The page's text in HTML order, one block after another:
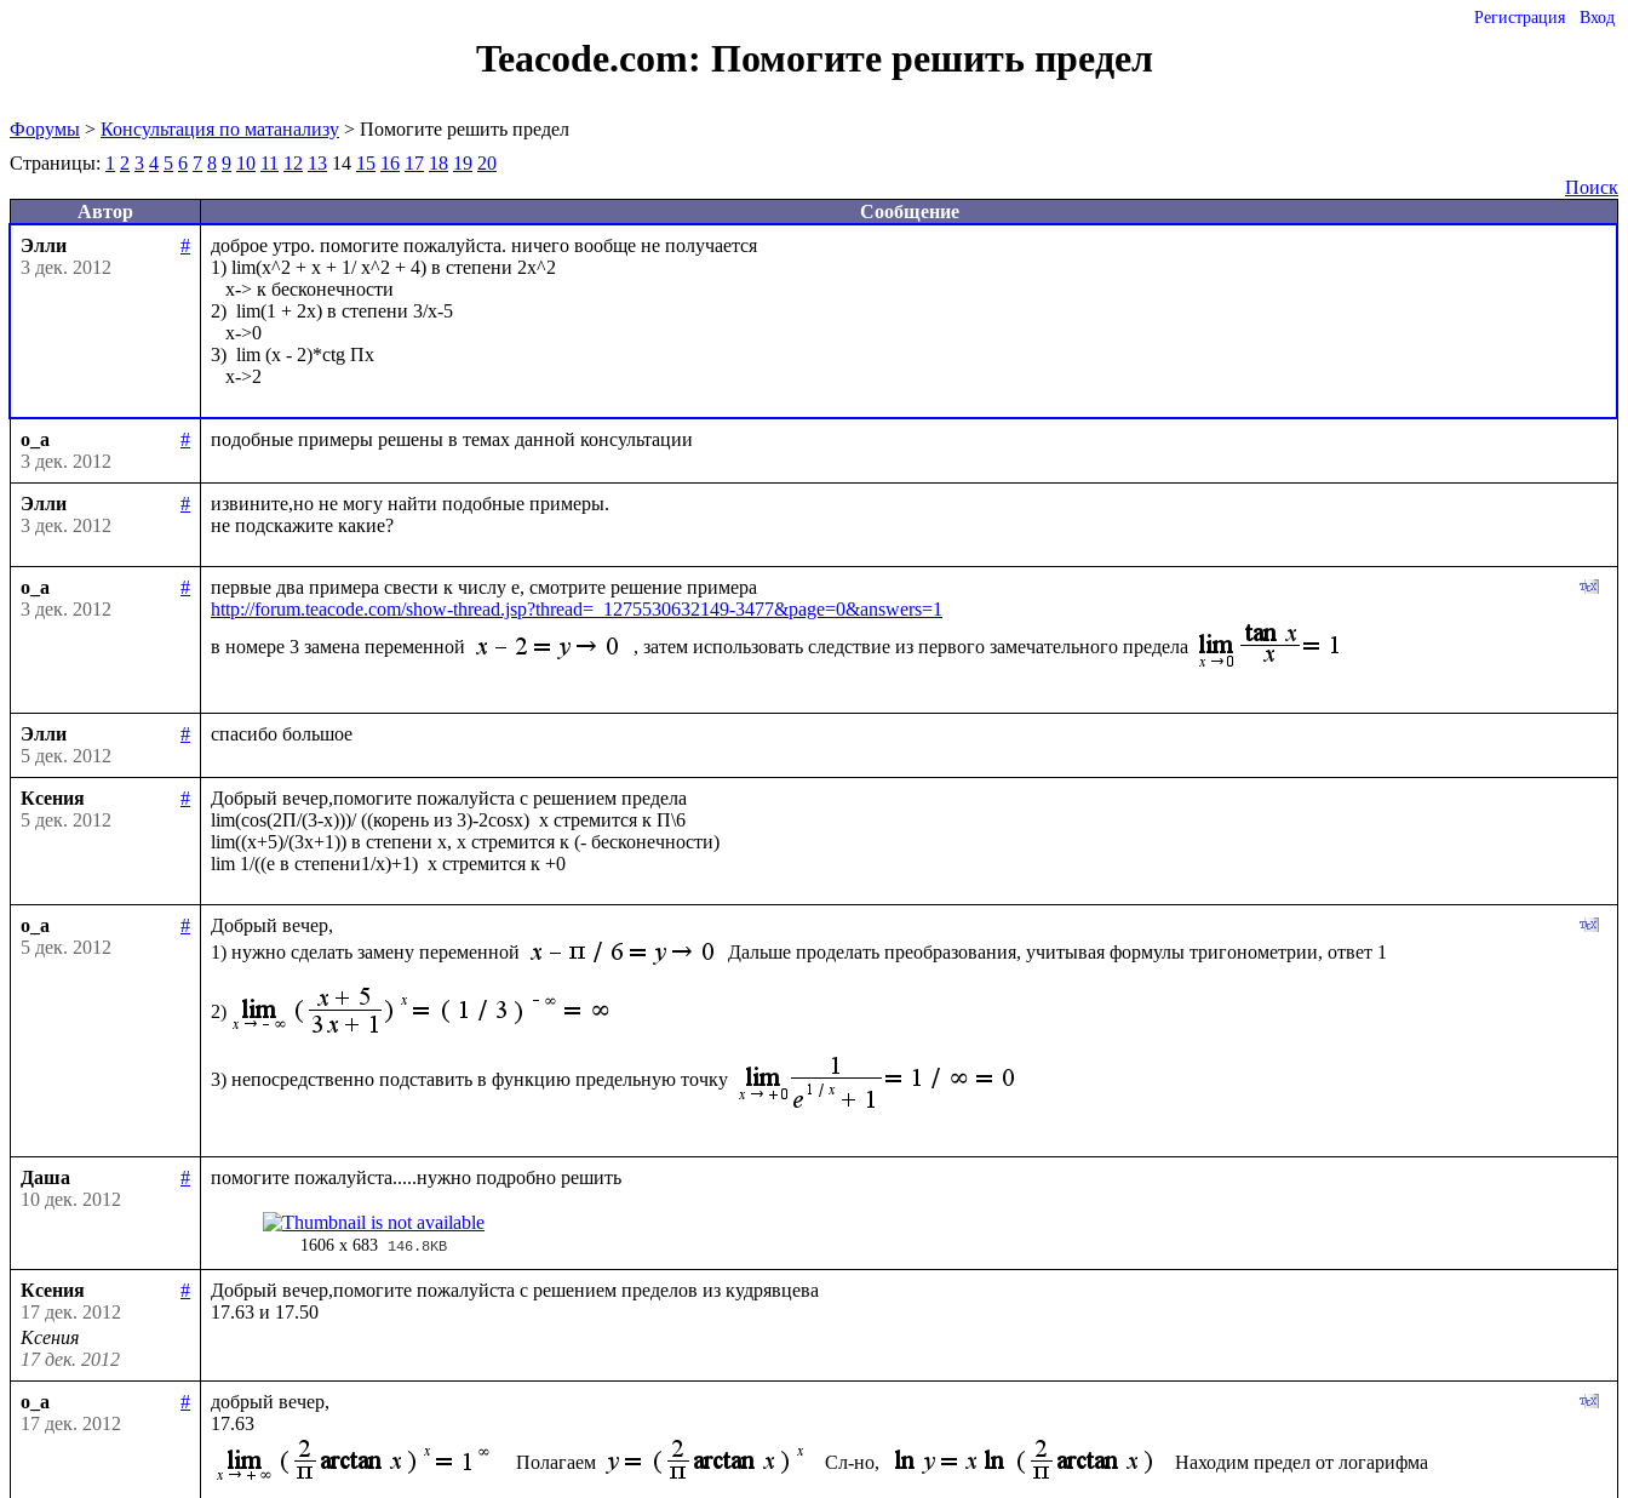
Регистрация Вход
Teacode.com: Помогите решить предел
Форумы > Консультация по матанализу > Помогите решить предел
Страницы: 1 2 3 4 5 6 7 8 9 10 11 12 13 14 15 16 17 18 19 20
Поиск
Автор
Сообщение
Элли
#
3 дек. 2012
доброе утро. помогите пожалуйста. ничего вообще не получается
1) lim(x^2 + x + 1/ x^2 + 4) в степени 2x^2
2)  lim(1 + 2x) в степени 3/x-5
3)  lim (x - 2)*ctg Пx
o_a
#
3 дек. 2012
Элли
#
3 дек. 2012
извините,но не могу найти подобные примеры.
o_a
#
3 дек. 2012
http://forum.teacode.com/show-thread.jsp?thread=_1275530632149-3477&page=0&answers=1
в номере 3 замена переменной
, затем использовать следствие из первого замечательного предела
Элли
#
5 дек. 2012
Ксения
#
5 дек. 2012
Добрый вечер,помогите пожалуйста с решением предела
lim(cos(2П/(3-x)))/ ((корень из 3)-2cosx)  x стремится к П\6
lim((х+5)/(3х+1)) в степени х, x стремится к (- бесконечности)
o_a
#
5 дек. 2012
Добрый вечер,
1) нужно сделать замену переменной
Дальше проделать преобразования, учитывая формулы тригонометрии, ответ 1
2)
3) непосредственно подставить в функцию предельную точку
Даша
#
10 дек. 2012
1606 x 683 146.8KB
Ксения
#
17 дек. 2012
Ксения
17 дек. 2012
Добрый вечер,помогите пожалуйста с решением пределов из кудрявцева
o_a
#
17 дек. 2012
добрый вечер,
Полагаем
Сл-но, Находим предел от логарифма